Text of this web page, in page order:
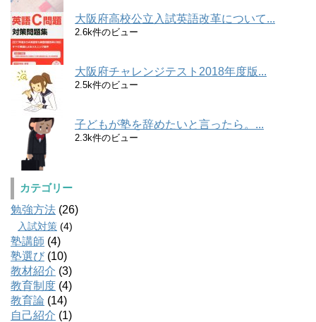
大阪府高校公立入試英語改革について...
2.6k件のビュー
大阪府チャレンジテスト2018年度版...
2.5k件のビュー
子どもが塾を辞めたいと言ったら。...
2.3k件のビュー
カテゴリー
勉強方法 (26)
入試対策 (4)
塾講師 (4)
塾選び (10)
教材紹介 (3)
教育制度 (4)
教育論 (14)
自己紹介 (1)